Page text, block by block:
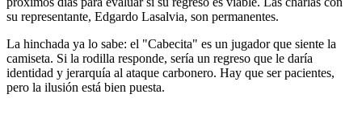
su representante, Edgardo Lasalvia, son permanentes.
La hinchada ya lo sabe: el "Cabecita" es un jugador que siente la
camiseta. Si la rodilla responde, sería un regreso que le daría
identidad y jerarquía al ataque carbonero. Hay que ser pacientes,
pero la ilusión está bien puesta.